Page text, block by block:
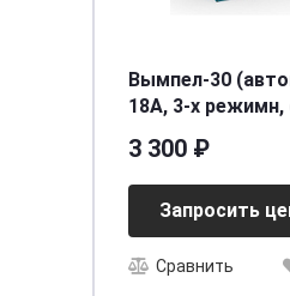
Вымпел-30
18А, 3-х режимн,
3 300 ₽
Запросить
Сравнить